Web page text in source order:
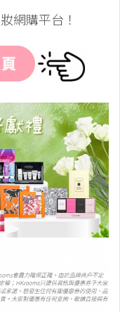
網購平台！